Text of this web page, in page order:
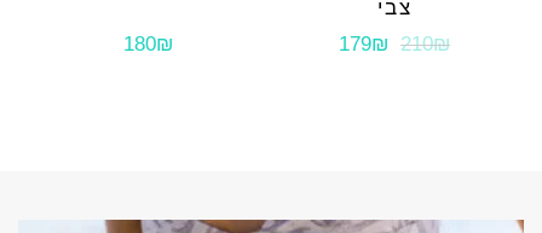
צבי
210₪
179₪
180₪